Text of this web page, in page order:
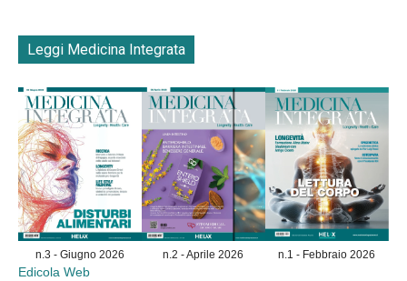
Leggi Medicina Integrata
n.3 - Giugno 2026 n.2 - Aprile 2026 n.1 - Febbraio 2026
Edicola Web